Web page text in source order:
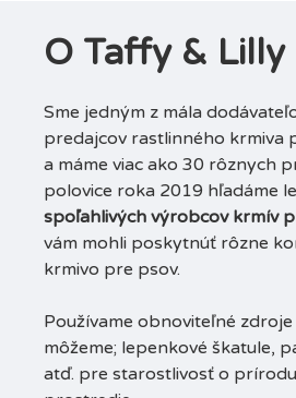
O Taffy & Lilly
Sme jedným z mála
predajcov rastlinného krmiva
a máme viac ako 30 rôznych
polovice roka 2019 hľadáme
spoľahlivých výrobcov krmív
vám mohli poskytnúť rôzne
krmivo pre psov.
Používame obnoviteľné
môžeme; lepenkové škatule,
atď. pre starostlivosť o